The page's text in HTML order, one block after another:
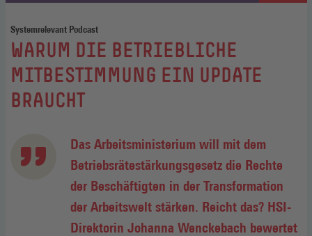
Systemrelevant Podcast
:
WARUM DIE BETRIEBLICHE
MITBESTIMMUNG EIN UPDATE
BRAUCHT
Das Arbeitsministerium will mit dem
Betriebsrätestärkungsgesetz die Rechte
der Beschäftigten in der Transformation
der Arbeitswelt stärken. Reicht das? HSI-
Direktorin Johanna Wenckebach bewertet